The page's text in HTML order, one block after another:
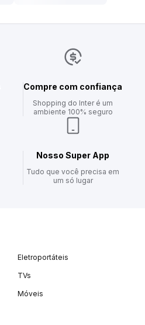
Compre com confiança
Shopping do Inter é um
ambiente 100% seguro
Nosso Super App
Tudo que você precisa em
um só lugar
Eletroportáteis
TVs
Móveis